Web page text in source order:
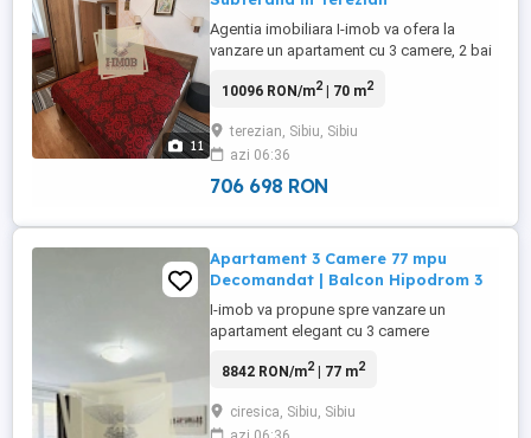
11
Agentia imobiliara I-imob va ofera la
vanzare un apartament cu 3 camere, 2 bai
mai cautate zone ale Sibiului, si anume
84mp, din care suprafata utila este de
aproximativ 70mp si se afla situat la etajul
P 5 al unui ...
10096 RON/m2| 70 m2
terezian, Sibiu, Sibiu
azi 06:36
706 698 RON
Apartament 3 Camere 77 mpu
Decomandat | Balcon Hipodrom 3
I-imob va propune spre vanzare un
apartament elegant cu 3 camere
dintre cele mai apreciate zone rezidentiale
toate punctele de interes si atmosferei
8842 RON/m2| 77 m2
ciresica, Sibiu, Sibiu